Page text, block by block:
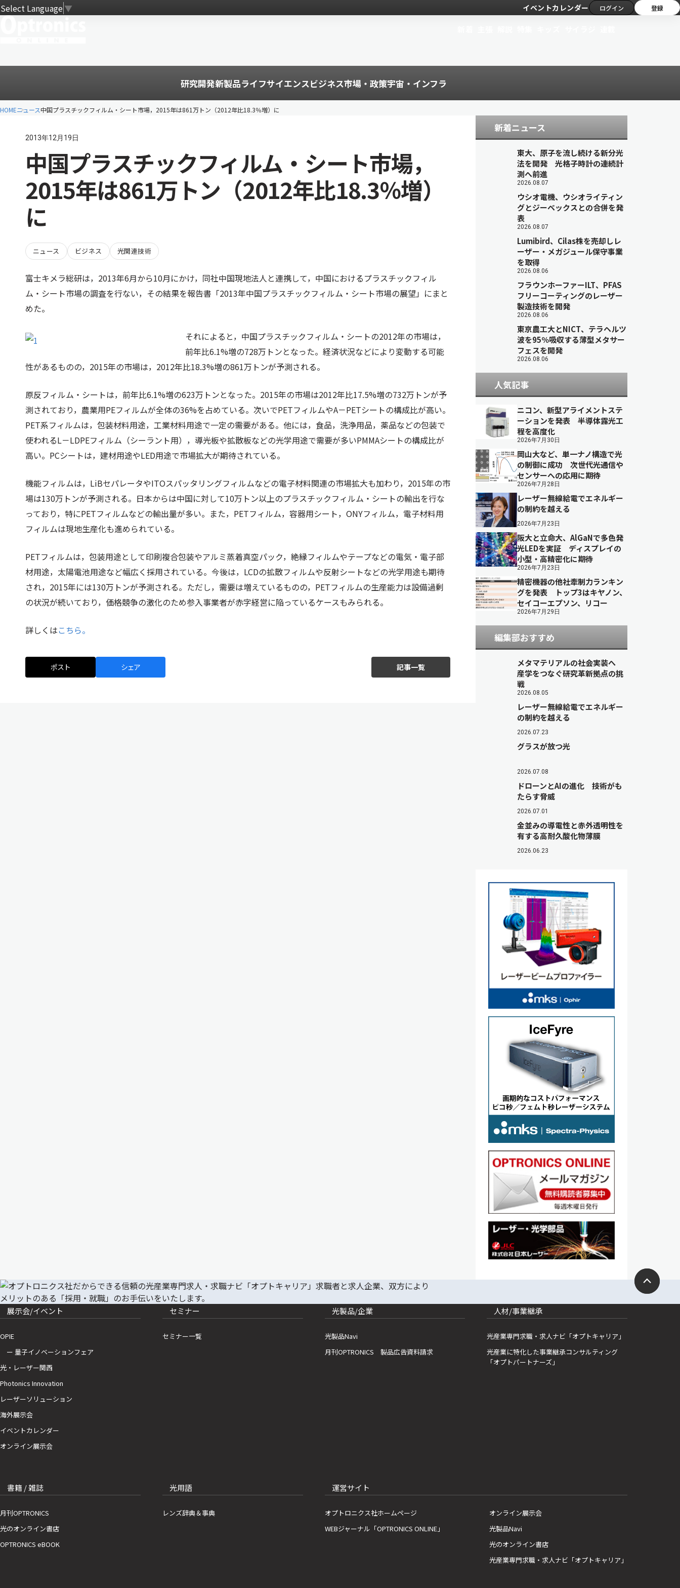
Select Language▼ イベントカレンダー ログイン 登録
研究開発新製品ライフサイエンスビジネス市場・政策宇宙・インフラ
HOMEニュース中国プラスチックフィルム・シート市場，2015年は861万トン（2012年比18.3％増）に
2013年12月19日
中国プラスチックフィルム・シート市場，
2015年は861万トン（2012年比18.3％増）
に
ニュース ビジネス 光関連技術
富士キメラ総研は，2013年6月から10月にかけ，同社中国現地法人と連携して，中国におけるプラスチックフィル
ム・シート市場の調査を行ない，その結果を報告書「2013年中国プラスチックフィルム・シート市場の展望」にまと
めた。
それによると，中国プラスチックフィルム・シートの2012年の市場は，
前年比6.1%増の728万トンとなった。経済状況などにより変動する可能
性があるものの，2015年の市場は，2012年比18.3%増の861万トンが予測される。
原反フィルム・シートは，前年比6.1%増の623万トンとなった。2015年の市場は2012年比17.5%増の732万トンが予
測されており，農業用PEフィルムが全体の36%を占めている。次いでPETフィルムやA－PETシートの構成比が高い。
PET系フィルムは，包装材料用途，工業材料用途で一定の需要がある。他には，食品，洗浄用品，薬品などの包装で
使われるL－LDPEフィルム（シーラント用），導光板や拡散板などの光学用途で需要が多いPMMAシートの構成比が
高い。PCシートは，建材用途やLED用途で市場拡大が期待されている。
機能フィルムは，LiBセパレータやITOスパッタリングフィルムなどの電子材料関連の市場拡大も加わり，2015年の市
場は130万トンが予測される。日本からは中国に対して10万トン以上のプラスチックフィルム・シートの輸出を行な
っており，特にPETフィルムなどの輸出量が多い。また，PETフィルム，容器用シート，ONYフィルム，電子材料用
フィルムは現地生産化も進められている。
PETフィルムは，包装用途として印刷複合包装やアルミ蒸着真空パック，絶縁フィルムやテープなどの電気・電子部
材用途，太陽電池用途など幅広く採用されている。今後は，LCDの拡散フィルムや反射シートなどの光学用途も期待
され，2015年には130万トンが予測される。ただし，需要は増えているものの，PETフィルムの生産能力は設備過剰
の状況が続いており，価格競争の激化のため参入事業者が赤字経営に陥っているケースもみられる。
詳しくはこちら。
ポスト シェア 記事一覧
新着ニュース
東大、原子を流し続ける新分光
法を開発 光格子時計の連続計
測へ前進
2026.08.07
ウシオ電機、ウシオライティン
グとジーベックスとの合併を発
表
2026.08.07
Lumibird、Cilas株を売却しレ
ーザー・メガジュール保守事業
を取得
2026.08.06
フラウンホーファーILT、PFAS
フリーコーティングのレーザー
製造技術を開発
2026.08.06
東京農工大とNICT、テラヘルツ
波を95％吸収する薄型メタサー
フェスを開発
2026.08.06
人気記事
ニコン、新型アライメントステ
ーションを発表 半導体露光工
程を高度化
2026年7月30日
岡山大など、単一ナノ構造で光
の制御に成功 次世代光通信や
センサーへの応用に期待
2026年7月28日
レーザー無線給電でエネルギー
の制約を越える
2026年7月23日
阪大と立命大、AlGaNで多色発
光LEDを実証 ディスプレイの
小型・高精密化に期待
2026年7月23日
精密機器の他社牽制力ランキン
グを発表 トップ3はキヤノン、
セイコーエプソン、リコー
2026年7月29日
編集部おすすめ
メタマテリアルの社会実装へ
産学をつなぐ研究革新拠点の挑
戦
2026.08.05
レーザー無線給電でエネルギー
の制約を越える
2026.07.23
グラスが放つ光
2026.07.08
ドローンとAIの進化 技術がも
たらす脅威
2026.07.01
金並みの導電性と赤外透明性を
有する高耐久酸化物薄膜
2026.06.23
展示会/イベント
OPIE
ー 量子イノベーションフェア
光・レーザー関西
Photonics Innovation
レーザーソリューション
海外展示会
イベントカレンダー
オンライン展示会
セミナー
セミナー一覧
光製品/企業
光製品Navi
月刊OPTRONICS 製品広告資料請求
人材/事業継承
光産業専門求職・求人ナビ「オプトキャリア」
光産業に特化した事業継承コンサルティング
「オプトパートナーズ」
書籍 / 雑誌
月刊OPTRONICS
光のオンライン書店
OPTRONICS eBOOK
光用語
レンズ辞典＆事典
運営サイト
オプトロニクス社ホームページ
WEBジャーナル「OPTRONICS ONLINE」
オンライン展示会
光製品Navi
光のオンライン書店
光産業専門求職・求人ナビ「オプトキャリア」